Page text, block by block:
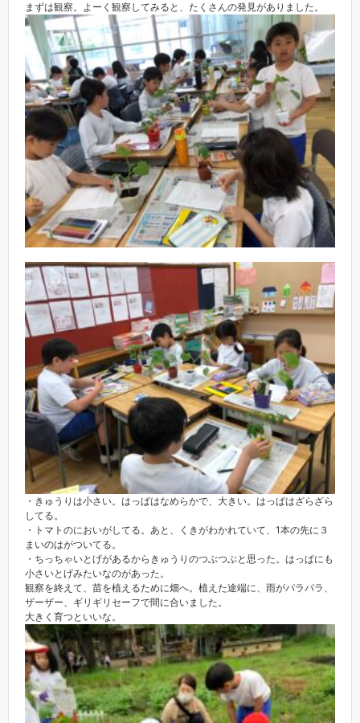
まずは観察。よーく観察してみると、たくさんの発見がありました。
・きゅうりは小さい。はっぱはなめらかで、大きい。はっぱはざらざら
してる。
・トマトのにおいがしてる。あと、くきがわかれていて、1本の先に３
まいのはがついてる。
・ちっちゃいとげがあるからきゅうりのつぶつぶと思った。はっぱにも
小さいとげみたいなのがあった。
観察を終えて、苗を植えるために畑へ。植えた途端に、雨がパラパラ、
ザーザー、ギリギリセーフで間に合いました。
大きく育つといいな。